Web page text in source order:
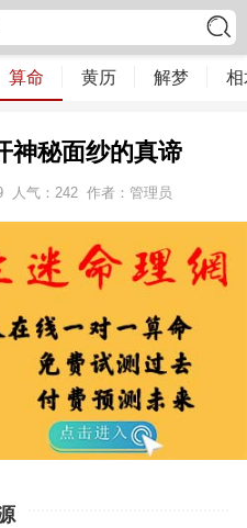
算命 黄历 解梦 相
神秘面纱的真谛
人气： 242 作者：管理员